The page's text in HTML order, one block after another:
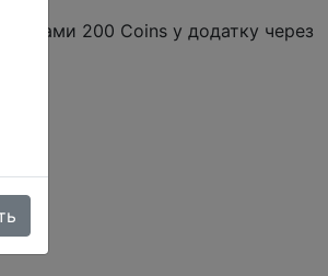
200 Coins у додатку через